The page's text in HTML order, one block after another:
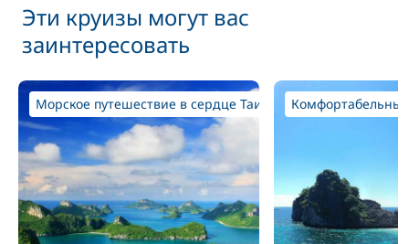
Эти круизы могут вас
заинтересовать
Морское путешествие в сердце Таил...